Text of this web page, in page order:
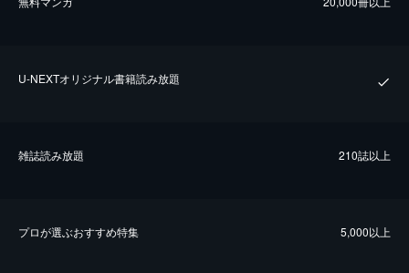
U-NEXTオリジナル書籍読み放題
雑誌読み放題 210誌以上
プロが選ぶおすすめ特集 5,000以上